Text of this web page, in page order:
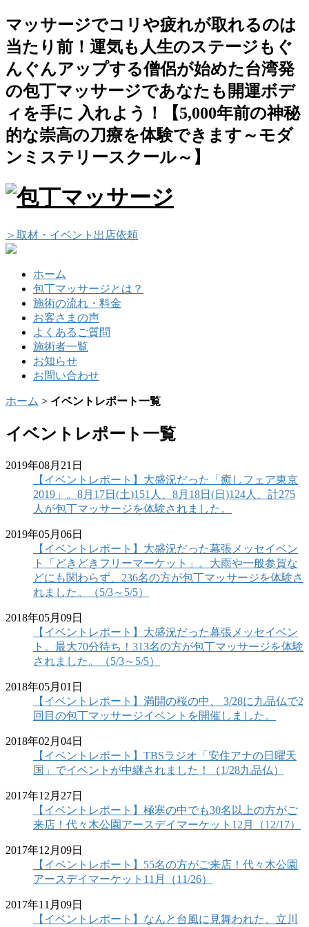
マッサージでコリや疲れが取れるのは
当たり前！運気も人生のステージもぐ
んぐんアップする僧侶が始めた台湾発
の包丁マッサージであなたも開運ボデ
ィを手に 入れよう！【5,000年前の神秘
的な崇高の刀療を体験できます～モダ
ンミステリースクール～】
＞取材・イベント出店依頼
ホーム
包丁マッサージとは？
施術の流れ・料金
お客さまの声
よくあるご質問
施術者一覧
お知らせ
お問い合わせ
ホーム > イベントレポート一覧
イベントレポート一覧
2019年08月21日
【イベントレポート】大盛況だった「癒しフェア東京
2019」。8月17日(土)151人、8月18日(日)124人、計275
人が包丁マッサージを体験されました。
2019年05月06日
【イベントレポート】大盛況だった幕張メッセイベン
ト「どきどきフリーマーケット」。大雨や一般参賀な
どにも関わらず、236名の方が包丁マッサージを体験さ
れました。（5/3～5/5）
2018年05月09日
【イベントレポート】大盛況だった幕張メッセイベン
ト。最大70分待ち！313名の方が包丁マッサージを体験
されました。（5/3～5/5）
2018年05月01日
【イベントレポート】満開の桜の中、 3/28に九品仏で2
回目の包丁マッサージイベントを開催しました。
2018年02月04日
【イベントレポート】TBSラジオ「安住アナの日曜天
国」でイベントが中継されました！（1/28九品仏）
2017年12月27日
【イベントレポート】極寒の中でも30名以上の方がご
来店！代々木公園アースデイマーケット12月（12/17）
2017年12月09日
【イベントレポート】55名の方がご来店！代々木公園
アースデイマーケット11月（11/26）
2017年11月09日
【イベントレポート】なんと台風に見舞われた、立川